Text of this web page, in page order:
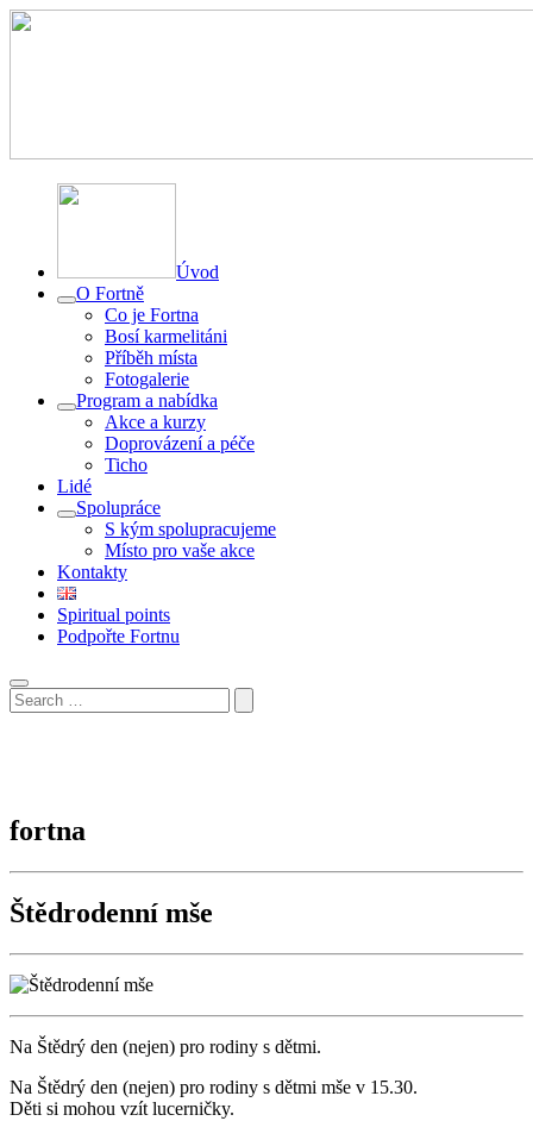
Úvod
O Fortně
Co je Fortna
Bosí karmelitáni
Příběh místa
Fotogalerie
Program a nabídka
Akce a kurzy
Doprovázení a péče
Ticho
Lidé
Spolupráce
S kým spolupracujeme
Místo pro vaše akce
Kontakty
Spiritual points
Podpořte Fortnu
fortna
Štědrodenní mše
Na Štědrý den (nejen) pro rodiny s dětmi.
Na Štědrý den (nejen) pro rodiny s dětmi mše v 15.30.
Děti si mohou vzít lucerničky.